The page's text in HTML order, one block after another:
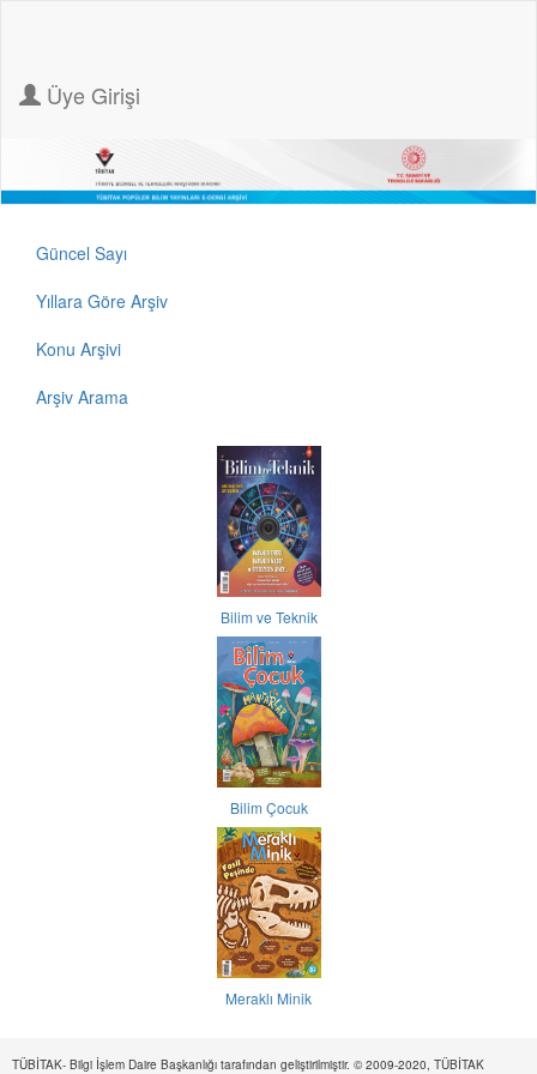
Üye Girişi
Güncel Sayı
Yıllara Göre Arşiv
Konu Arşivi
Arşiv Arama
Bilim ve Teknik
Bilim Çocuk
Meraklı Minik
TÜBİTAK- Bilgi İşlem Daire Başkanlığı tarafından geliştirilmiştir. © 2009-2020, TÜBİTAK